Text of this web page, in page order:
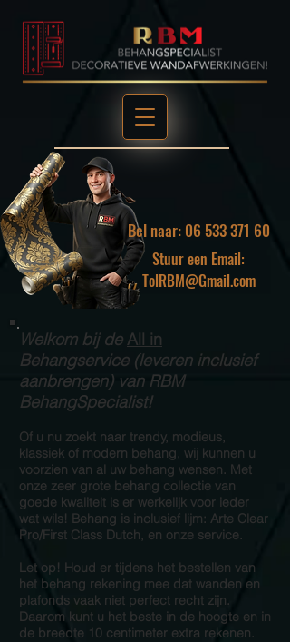
Stuur een Email:
TolRBM@Gmail.com
Bel naar: 06 533 371 60
Welkom bij deAll in
Behangservice (leveren inclusief
aanbrengen) van RBM
BehangSpecialist!
Of u nu zoekt naar trendy, modieus,
klassiek of modern behang, wij kunnen u
voorzien van al uw behang wensen. Met
onze zeer grote behang collectie van
goede kwaliteit is er werkelijk voor ieder
wat wils! Behang is inclusief lijm: Arte Clear
Pro/First Class Dutch, en onze service.
Let op! Houd er tijdens het bestellen van
het behang rekening mee dat wanden en
plafonds vaak niet perfect recht zijn.
Daarom kunt u het beste in de hoogte en in
de breedte 10 centimeter extra rekenen.